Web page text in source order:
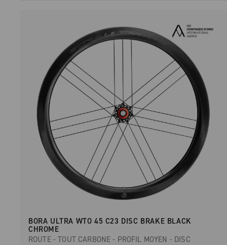
BORA ULTRA WTO 45 C23 DISC BRAKE BLACK
CHROME
ROUTE - TOUT CARBONE - PROFIL MOYEN - DISC